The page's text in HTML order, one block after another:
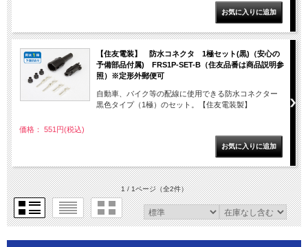
【住友電装】 防水コネクタ 1極セット(黒)（安心の
予備部品付属) FRS1P-SET-B（住友品番は商品説明参
照）※定形外郵便可
自動車、バイク等の配線に使用できる防水コネクター
黒色タイプ（1極）のセット。【住友電装製】
価格： 551円(税込)
1 / 1ページ（全2件）